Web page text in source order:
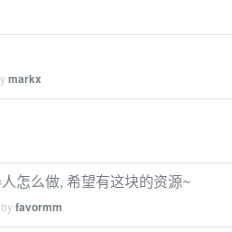
markx
怎么做, 希望有这块的资源~
favormm